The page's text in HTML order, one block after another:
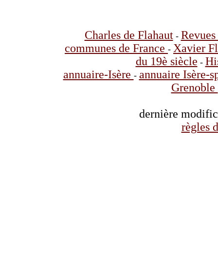
Charles de Flahaut-
communes de France - Xavier
du 19è siècle -
annuaire-Isère - annuaire Isère-
Grenoble
dernière
règles